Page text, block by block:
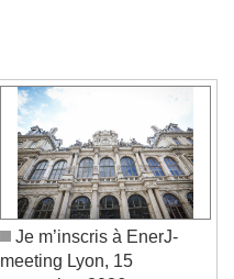
Skip Forward
Je m’inscris à EnerJ-